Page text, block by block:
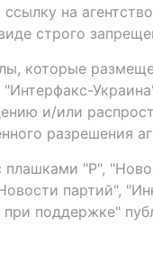
на
строго
которые
"Интерфакс-
и/или
разрешения
"Р",
партий",
при поддержке"